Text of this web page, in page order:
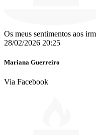
Os meus sentimentos aos
28/02/2026 20:25
Mariana Guerreiro
Via Facebook